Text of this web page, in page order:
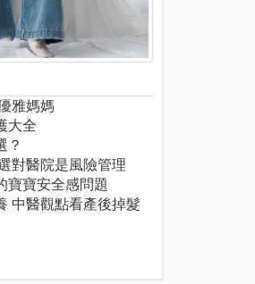
雅媽媽
大全
？
對醫院是風險管理
寶寶安全感問題
中醫觀點看產後掉髮